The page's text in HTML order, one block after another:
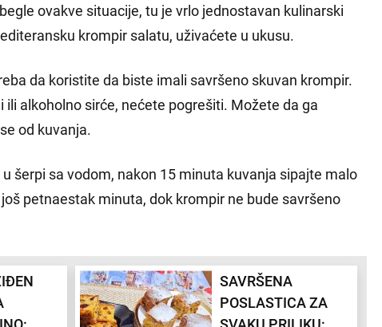
ovakve situacije, tu je vrlo jednostavan kulinarski
krompir salatu, uživaćete u ukusu.
da koristite da biste imali savršeno skuvan krompir.
alkoholno sirće, nećete pogrešiti. Možete da ga
od kuvanja.
šerpi sa vodom, nakon 15 minuta kuvanja sipajte malo
petnaestak minuta, dok krompir ne bude savršeno
SAVRŠENA
POSLASTICA ZA